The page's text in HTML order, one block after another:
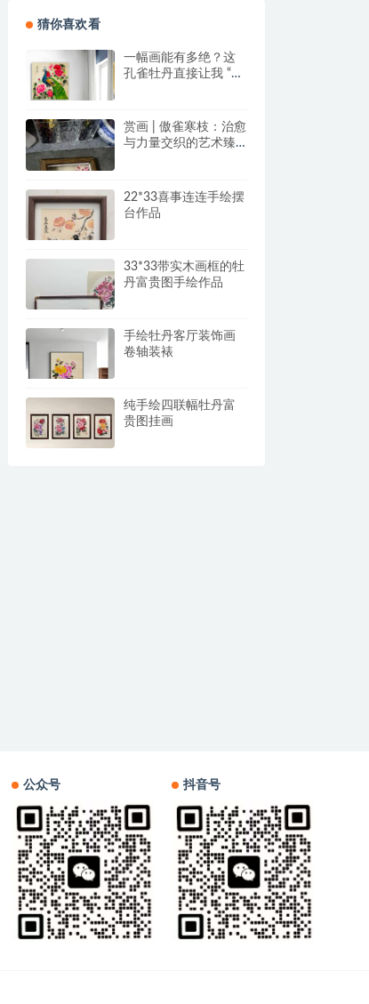
猜你喜欢看
一幅画能有多绝？这
孔雀牡丹直接让我 “哇
赏画 | 傲雀寒枝：治愈
与力量交织的艺术臻
22*33喜事连连手绘摆
台作品
33*33带实木画框的牡
丹富贵图手绘作品
手绘牡丹客厅装饰画
卷轴装裱
纯手绘四联幅牡丹富
贵图挂画
公众号 抖音号